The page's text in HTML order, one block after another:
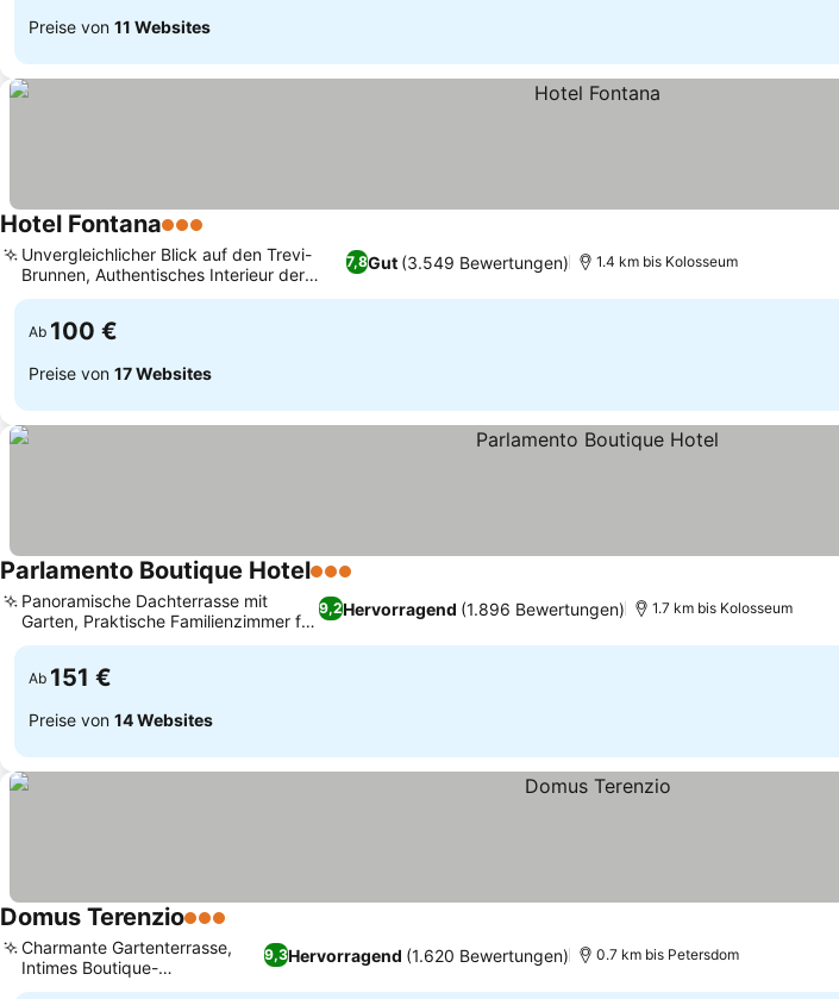
Preise von 11 Websites
Hotel Fontana3 Sterne
7,8Gut (3.549 Bewertungen)
Unvergleichlicher Blick auf den Trevi-
Brunnen, Authentisches Interieur der
alten Welt
1.4 km bis Kolosseum
Ab 100 €
Preise von 17 Websites
Parlamento Boutique Hotel3 Sterne
9,2Hervorragend (1.896 Bewertungen)
Panoramische Dachterrasse mit
Garten, Praktische Familienzimmer für
mehrere Gäste
1.7 km bis Kolosseum
Ab 151 €
Preise von 14 Websites
Domus Terenzio3 Sterne
9,3Hervorragend (1.620 Bewertungen)
Charmante Gartenterrasse,
Intimes Boutique-
Gästehauserlebnis
0.7 km bis Petersdom